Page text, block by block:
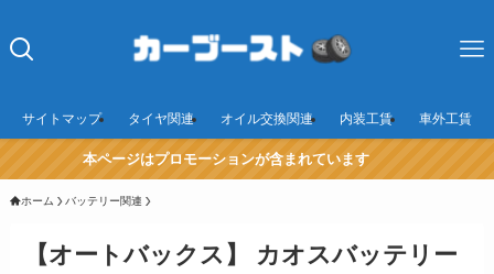
サイトマップ タイヤ関連 オイル交換関連 内装工賃 車外工賃
本ページはプロモーションが含まれています
ホーム バッテリー関連
【オートバックス】 カオスバッテリー